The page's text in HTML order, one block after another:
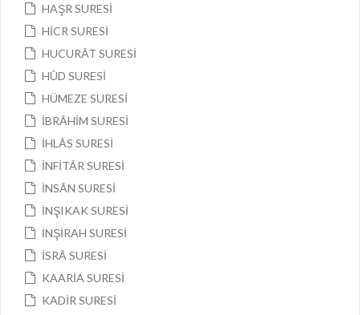
HAŞR SURESİ
HİCR SURESİ
HUCURÂT SURESİ
HÛD SURESİ
HÜMEZE SURESİ
İBRÂHİM SURESİ
İHLÂS SURESİ
İNFİTÂR SURESİ
İNSÂN SURESİ
İNŞIKAK SURESİ
İNŞİRAH SURESİ
İSRÂ SURESİ
KAARİA SURESİ
KADİR SURESİ